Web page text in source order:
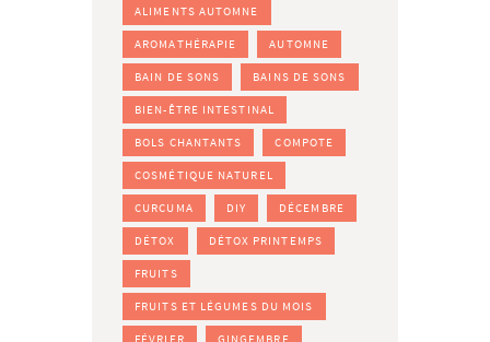
ALIMENTS AUTOMNE
AROMATHÉRAPIE AUTOMNE
BAIN DE SONS BAINS DE SONS
BIEN-ÊTRE INTESTINAL
BOLS CHANTANTS COMPOTE
COSMÉTIQUE NATUREL
CURCUMA DIY DÉCEMBRE
DÉTOX DÉTOX PRINTEMPS
FRUITS
FRUITS ET LÉGUMES DU MOIS